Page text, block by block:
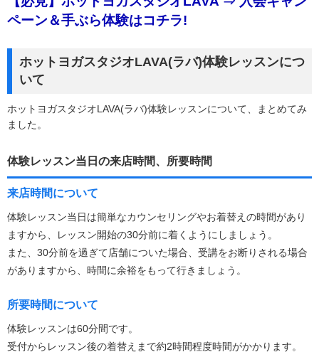
ペーン＆手ぶら体験はコチラ!
ホットヨガスタジオLAVA(ラバ)体験レッスンにつ
いて
ホットヨガスタジオLAVA(ラバ)体験レッスンについて、まとめてみ
ました。
体験レッスン当日の来店時間、所要時間
来店時間について
体験レッスン当日は簡単なカウンセリングやお着替えの時間があり
ますから、レッスン開始の30分前に着くようにしましょう。
また、30分前を過ぎて店舗についた場合、受講をお断りされる場合
がありますから、時間に余裕をもって行きましょう。
所要時間について
体験レッスンは60分間です。
受付からレッスン後の着替えまで約2時間程度時間がかかります。